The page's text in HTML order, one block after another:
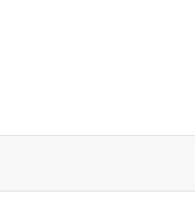
gegen Holzgerlingen